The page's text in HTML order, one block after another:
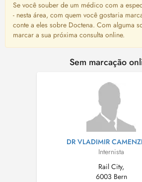
Se você souber de um médico com a
- nesta área, com quem você gostaria
conte a eles sobre Doctena. Com alguma
marcar a sua próxima consulta online.
Sem marcação
DR VLADIMIR
Internista
Rail City,
6003 Bern